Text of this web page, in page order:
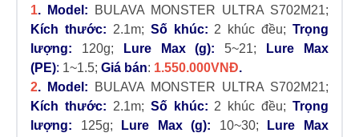
1. Model:
BULAVA MONSTER ULTRA S702M21;
Kích thước: 2.1m; Số khúc: 2 khúc đều; Trọng
lượng: 120g; Lure Max (g): 5~21;
Lure Max
(PE): 1~1.5; Giá bán: 1.550.000VNĐ.
2. Model:
BULAVA MONSTER ULTRA S702M21;
Kích thước: 2.1m; Số khúc: 2 khúc đều; Trọng
lượng: 125g; Lure Max (g): 10~30;
Lure Max